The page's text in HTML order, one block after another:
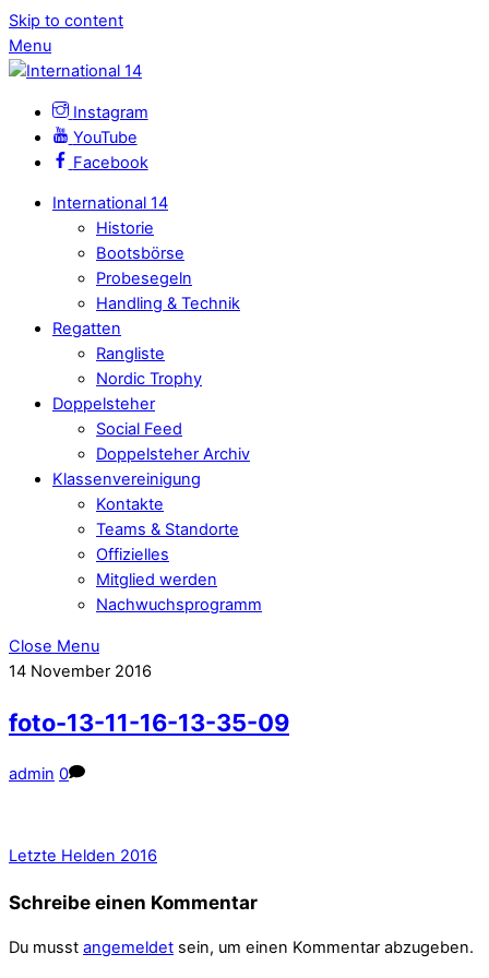
Skip to content
Menu
Instagram
YouTube
Facebook
International 14
Historie
Bootsbörse
Probesegeln
Handling & Technik
Regatten
Rangliste
Nordic Trophy
Doppelsteher
Social Feed
Doppelsteher Archiv
Klassenvereinigung
Kontakte
Teams & Standorte
Offizielles
Mitglied werden
Nachwuchsprogramm
Close Menu
14 November 2016
foto-13-11-16-13-35-09
admin 0
Letzte Helden 2016
Schreibe einen Kommentar
Du musst angemeldet sein, um einen Kommentar abzugeben.